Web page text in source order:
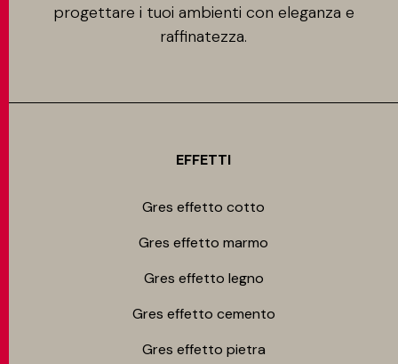
progettare i tuoi ambienti con eleganza e
raffinatezza.
EFFETTI
Gres effetto cotto
Gres effetto marmo
Gres effetto legno
Gres effetto cemento
Gres effetto pietra